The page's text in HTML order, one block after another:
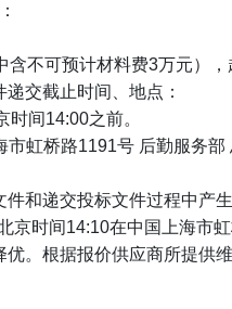
不可预计材料费3万元），
交截止时间、地点：
间14:00之前。
虹桥路1191号 后勤服务
和递交投标文件过程中产生
京时间14:10在中国上海市
。根据报价供应商所提供